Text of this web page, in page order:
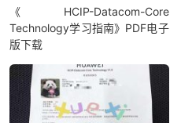
《 HCIP-Datacom-Core
Technology学习指南》PDF电子
版下载